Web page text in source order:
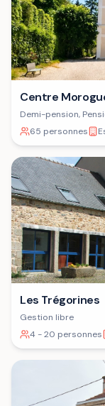
Centre
Demi-pension,
65 personnes
Les Trégorines
Gestion libre
4 - 20 personnes